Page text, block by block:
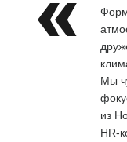
Мы
из
HR-